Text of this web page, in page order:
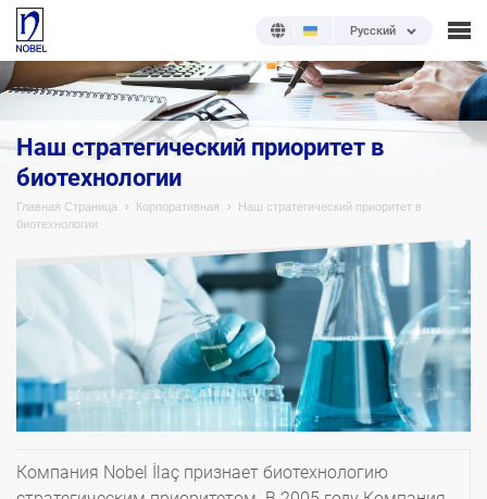
Русский
Наш стратегический приоритет в
биотехнологии
Главная Страница Корпоративная
Наш стратегический приоритет в
биотехнологии
Компания Nobel İlaç признает биотехнологию